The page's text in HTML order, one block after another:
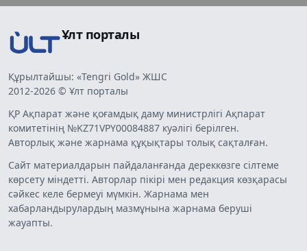
Ұлт порталы
Құрылтайшы: «Tengri Gold» ЖШС
2012-2026 © Ұлт порталы
ҚР Ақпарат және қоғамдық даму министрлігі Ақпарат
комитетінің №KZ71VPY00084887 куәлігі берілген.
Авторлық және жарнама құқықтары толық сақталған.
Сайт материалдарын пайдаланғанда дереккөзге сілтеме
көрсету міндетті. Авторлар пікірі мен редакция көзқарасы
сәйкес келе бермеуі мүмкін. Жарнама мен
хабарландырулардың мазмұнына жарнама беруші
жауапты.